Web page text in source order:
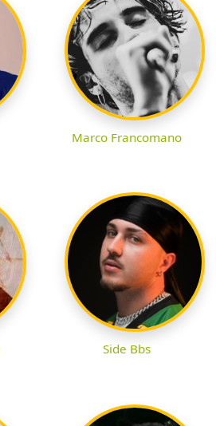
Marco Francomano
Side Bbs